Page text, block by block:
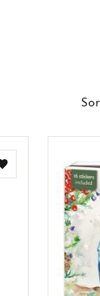
Toevoegen